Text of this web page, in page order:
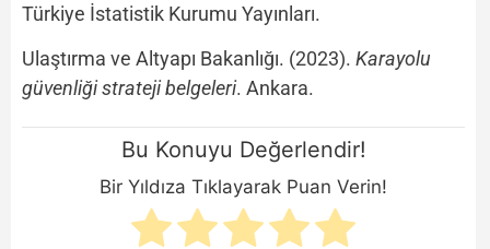
Türkiye İstatistik Kurumu Yayınları.
Ulaştırma ve Altyapı Bakanlığı. (2023). Karayolu
güvenliği strateji belgeleri. Ankara.
Bu Konuyu Değerlendir!
Bir Yıldıza Tıklayarak Puan Verin!